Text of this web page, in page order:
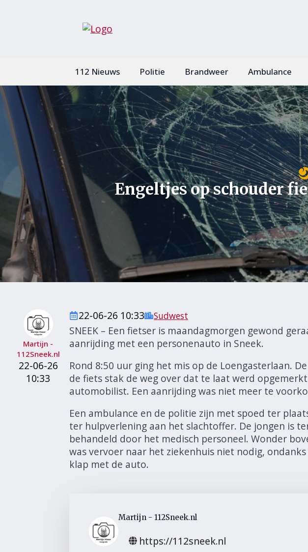
112 Nieuws Politie Brandweer Ambulance
Engeltjes op schouder
Martijn -
112Sneek.nl
22-06-26
10:33
22-06-26 10:33 Sudwest
SNEEK – Een fietser is maandagmorgen gewond
aanrijding met een personenauto in Sneek.
Rond 8:50 uur ging het mis op de Loengasterlaan.
de fiets stak de weg over dat te laat werd
automobilist. Een aanrijding was niet meer te
Een ambulance en de politie zijn met spoed ter
ter hulpverlening aan het slachtoffer. De jongen is
behandeld door het medisch personeel. Wonder
was vervoer naar het ziekenhuis niet nodig,
klap met de auto.
Martijn - 112Sneek.nl
https://112sneek.nl